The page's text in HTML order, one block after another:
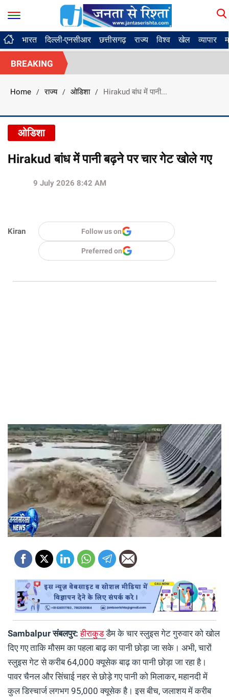
भारत दिल्ली-एनसीआर छत्तीसगढ़ राज्य विश्व खेल व्यापार
BREAKING
Home / राज्य / ओडिशा / Hirakud बांध में पानी...
ओडिशा
Hirakud बांध में पानी बढ़ने पर चार गेट खोले गए
Kiran
9 July 2026 8:42 AM
Follow us on
Preferred on
Sambalpur संबलपुर:हीराकुडडैम के चार स्लुइस गेट गुरुवार को खोल
दिए गए ताकि मौसम का पहला बाढ़ का पानी छोड़ा जा सके। अभी, चारों
स्लुइस गेट से करीब 64,000 क्यूसेक बाढ़ का पानी छोड़ा जा रहा है।
पावर चैनल और सिंचाई नहर से छोड़े गए पानी को मिलाकर, महानदी में
कुल डिस्चार्ज लगभग 95,000 क्यूसेक है। इस बीच, जलाशय में करीब